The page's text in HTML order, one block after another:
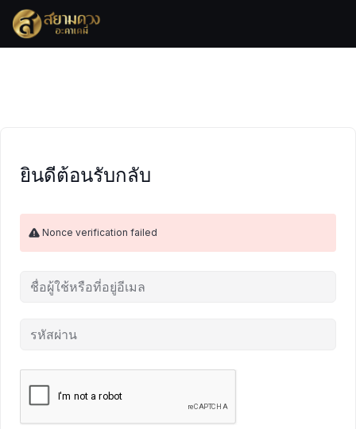
Skip
content
ยินดีต้อนรับกลับ
Nonce verification failed